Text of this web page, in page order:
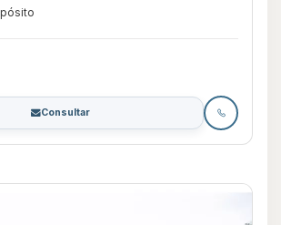
Consultar